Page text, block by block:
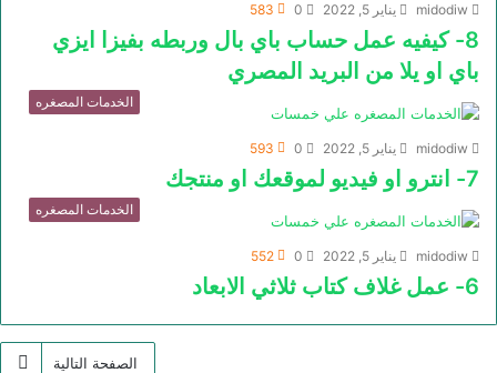
midodiw يناير 5, 2022 0
583
8- كيفيه عمل حساب باي بال وربطه بفيزا ايزي
باي او يلا من البريد المصري
الخدمات المصغره
midodiw يناير 5, 2022 0
593
7- انترو او فيديو لموقعك او منتجك
الخدمات المصغره
midodiw يناير 5, 2022 0
552
6- عمل غلاف كتاب ثلاثي الابعاد
الصفحة التالية